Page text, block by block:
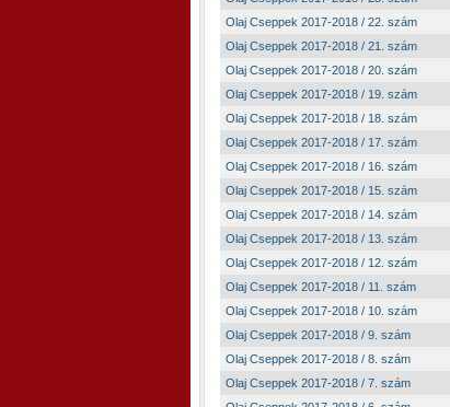
Olaj Cseppek 2017-2018 / 22. szám
Olaj Cseppek 2017-2018 / 21. szám
Olaj Cseppek 2017-2018 / 20. szám
Olaj Cseppek 2017-2018 / 19. szám
Olaj Cseppek 2017-2018 / 18. szám
Olaj Cseppek 2017-2018 / 17. szám
Olaj Cseppek 2017-2018 / 16. szám
Olaj Cseppek 2017-2018 / 15. szám
Olaj Cseppek 2017-2018 / 14. szám
Olaj Cseppek 2017-2018 / 13. szám
Olaj Cseppek 2017-2018 / 12. szám
Olaj Cseppek 2017-2018 / 11. szám
Olaj Cseppek 2017-2018 / 10. szám
Olaj Cseppek 2017-2018 / 9. szám
Olaj Cseppek 2017-2018 / 8. szám
Olaj Cseppek 2017-2018 / 7. szám